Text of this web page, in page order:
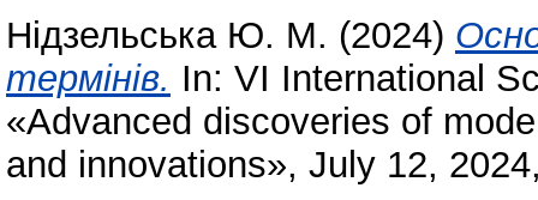
Нідзельська Ю. М. (2024)
термінів. In: VI International
«Advanced discoveries of
and innovations», July 12,